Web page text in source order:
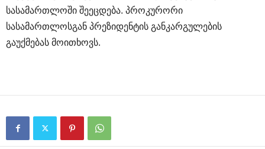
სასამართლოში შეეცდება. პროკურორი
სასამართლოსგან პრეზიდენტის განკარგულების
გაუქმებას მოითხოვს.